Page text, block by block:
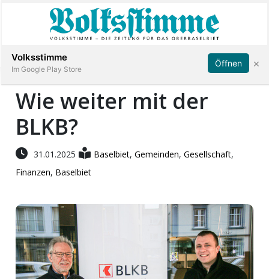
Immobilien
Veranstaltungen
E-
Paper
App
Abonnieren Anmelden
Wie weiter mit der
BLKB?
31.01.2025 Baselbiet,Gemeinden,Gesellschaft,
Finanzen, Baselbiet
Volksstimme
Im Google Play Store
Öffnen ×